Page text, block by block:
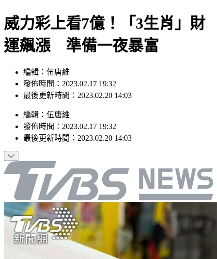
威力彩上看7億！「3生肖」財
運飆漲 準備一夜暴富
編輯：伍唐維
發佈時間：2023.02.17 19:32
編輯：伍唐維
發佈時間：2023.02.17 19:32